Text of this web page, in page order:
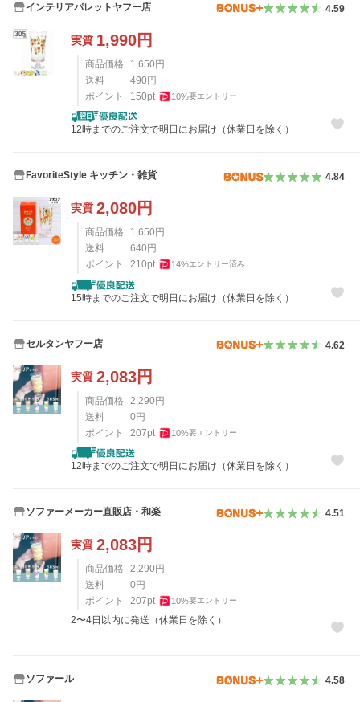
インテリアパレットヤフー店 4.59
実質 1,990円
商品価格 1,650円
送料
490円
ポイント
150pt 10%要エントリー
12時までのご注文で明日にお届け（休業日を除く）
FavoriteStyle キッチン・雑貨 4.84
実質 2,080円
商品価格 1,650 円
送料
640 円
ポイント
210pt 14%エントリー済み
15時までのご注文で明日にお届け（休業日を除く）
セルタンヤフー店 4.62
実質 2,083円
商品価格 2,290円
送料
0円
ポイント
207pt 10%要エントリー
12時までのご注文で明日にお届け（休業日を除く）
ソファーメーカー直販店・和楽 4.51
実質 2,083円
商品価格 2,290 円
送料
0 円
ポイント
207pt 10%要エントリー
2〜4日以内に発送（休業日を除く）
ソファール 4.58